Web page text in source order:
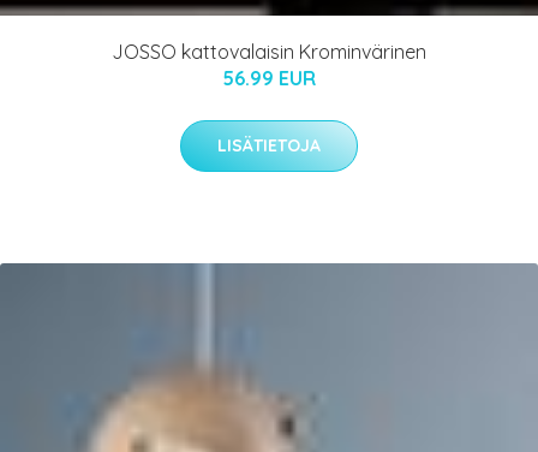
JOSSO kattovalaisin Krominvärinen
56.99 EUR
LISÄTIETOJA